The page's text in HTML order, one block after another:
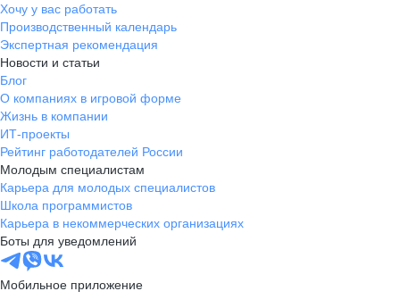
Хочу у вас работать
Производственный календарь
Экспертная рекомендация
Новости и статьи
Блог
О компаниях в игровой форме
Жизнь в компании
ИТ-проекты
Рейтинг работодателей России
Молодым специалистам
Карьера для молодых специалистов
Школа программистов
Карьера в некоммерческих организациях
Боты для уведомлений
Мобильное приложение